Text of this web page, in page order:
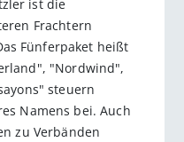
ist die
Frachtern
Fünferpaket heißt
"Nordwind",
steuern
Namens bei. Auch
zu Verbänden